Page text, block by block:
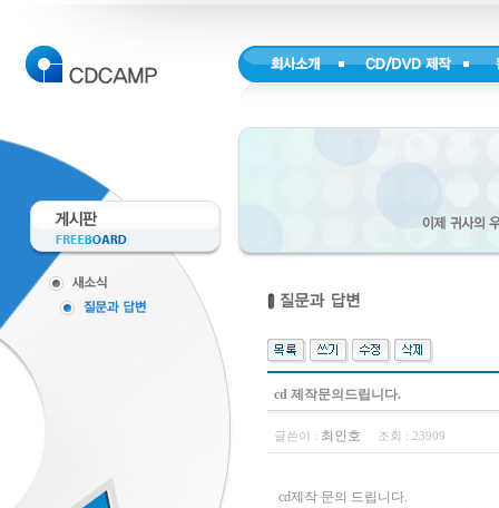
cd 제작문의드립니다.
글쓴이 : 최인호 조회 : 23909
cd제작 문의 드립니다.